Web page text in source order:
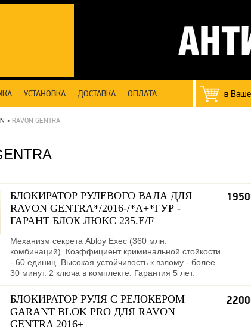
в
УСТАНОВКА ДОСТАВКА ОПЛАТА
> RAVON GENTRA
БЛОКИРАТОР РУЛЕВОГО ВАЛА ДЛЯ
RAVON GENTRA*/2016-/*А+*ГУР -
ГАРАНТ БЛОК ЛЮКС 235.E/F
Механизм секрета Abloy Exec (360 млн.
комбинаций). Коэффициент криминальной стойкости
- 60 единиц. Высокая устойчивость к взлому - более
30 минут. 2 ключа в комплекте. Гарантия 5 лет.
БЛОКИРАТОР РУЛЯ С РЕЛОКЕРОМ
GARANT BLOK PRO ДЛЯ RAVON
GENTRA 2016+